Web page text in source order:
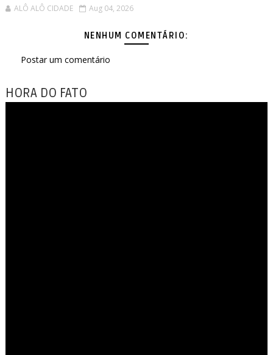
ALÔ ALÔ CIDADE Aug 04, 2026
NENHUM COMENTÁRIO:
Postar um comentário
HORA DO FATO